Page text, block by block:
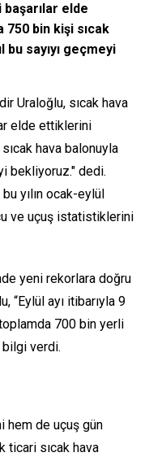
başarılar elde
bin kişi sıcak
bu sayıyı geçmeyi
Uraloğlu, sıcak hava
elde ettiklerini
hava balonuyla
bekliyoruz." dedi.
yılın ocak-eylül
ve uçuş istatistiklerini
yeni rekorlara doğru
“Eylül ayı itibarıyla 9
700 bin yerli
bilgi verdi.
hem de uçuş gün
ticari sıcak hava